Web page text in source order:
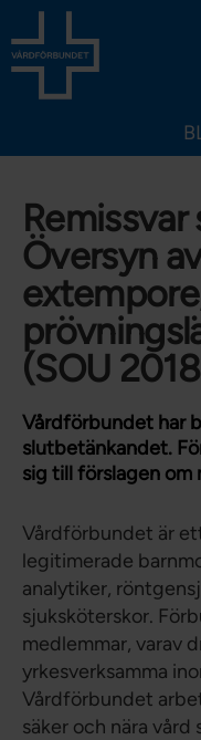
Översyn
(SOU
Vårdförbundet har
slutbetänkandet.
sig till förslagen om
Vårdförbundet är
legitimerade
analytiker,
sjuksköterskor.
medlemmar, varav
yrkesverksamma
Vårdförbundet
säker och nära vård